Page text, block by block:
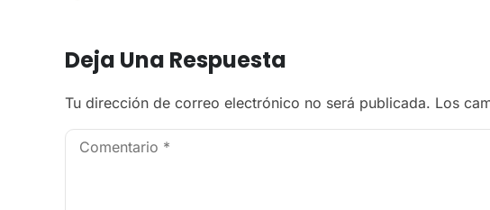
Deja Una Respuesta
Tu dirección de correo electrónico no será publicada. Los